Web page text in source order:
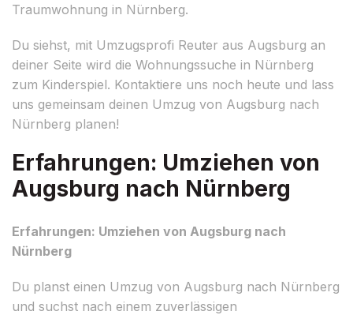
Traumwohnung in Nürnberg.
Du siehst, mit Umzugsprofi Reuter aus Augsburg an
deiner Seite wird die Wohnungssuche in Nürnberg
zum Kinderspiel. Kontaktiere uns noch heute und lass
uns gemeinsam deinen Umzug von Augsburg nach
Nürnberg planen!
Erfahrungen: Umziehen von
Augsburg nach Nürnberg
Erfahrungen: Umziehen von Augsburg nach
Nürnberg
Du planst einen Umzug von Augsburg nach Nürnberg
und suchst nach einem zuverlässigen